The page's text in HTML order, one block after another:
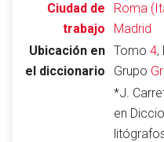
Abrir menú principal
Ciudad de
trabajo
Roma
Madrid
Ubicación en
el diccionario
Tomo 4,
Grupo
*J.
en